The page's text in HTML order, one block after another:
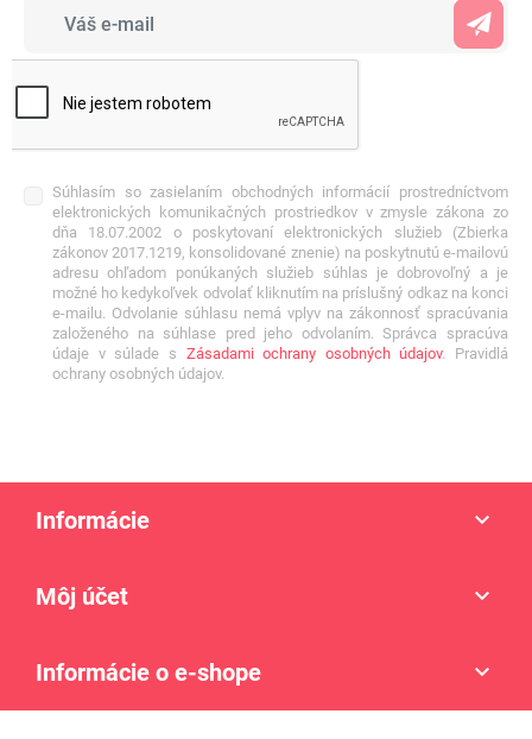
Súhlasím so zasielaním obchodných informácií prostredníctvom
elektronických komunikačných prostriedkov v zmysle zákona zo
dňa 18.07.2002 o poskytovaní elektronických služieb (Zbierka
zákonov 2017.1219, konsolidované znenie) na poskytnutú e-mailovú
adresu ohľadom ponúkaných služieb súhlas je dobrovoľný a je
možné ho kedykoľvek odvolať kliknutím na príslušný odkaz na konci
e-mailu. Odvolanie súhlasu nemá vplyv na zákonnosť spracúvania
založeného na súhlase pred jeho odvolaním. Správca spracúva
údaje v súlade s Zásadami ochrany osobných údajov. Pravidlá
ochrany osobných údajov.
Informácie 
Môj účet 
Informácie o e-shope 